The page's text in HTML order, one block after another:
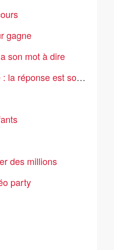
gagne
son mot à dire
est sous vos yeux
des millions
party